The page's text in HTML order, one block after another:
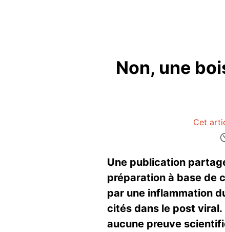
Non, une
Cet
Une publication
préparation à base de
par une inflammation
cités dans le post viral.
aucune preuve